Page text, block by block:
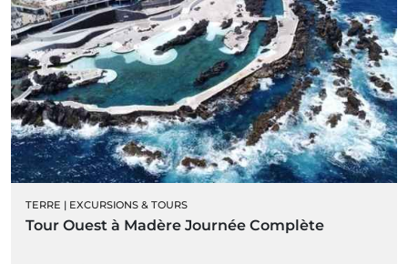
TERRE | EXCURSIONS & TOURS
Tour Ouest à Madère Journée Complète